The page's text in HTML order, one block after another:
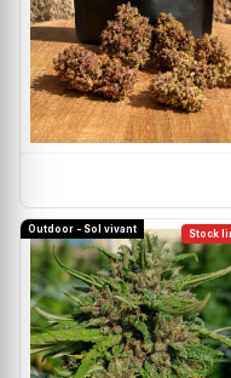
Stock
Outdoor - Sol vivant